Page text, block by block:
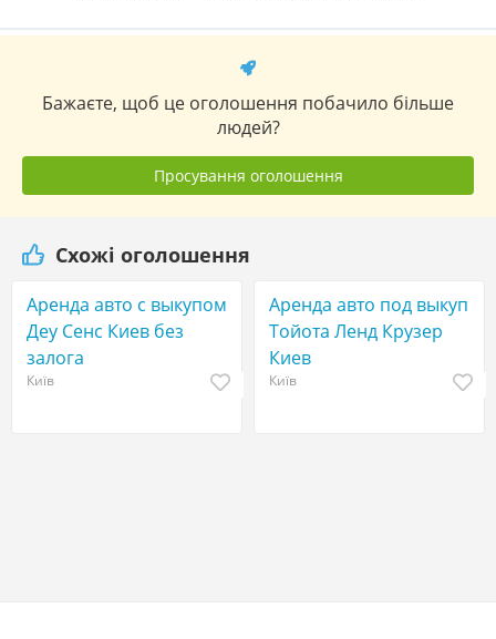
Бажаєте, щоб це оголошення побачило більше
людей?
Просування оголошення
Схожі оголошення
Аренда авто с выкупом
Деу Сенс Киев без
залога
Київ
Аренда авто под выкуп
Тойота Ленд Крузер
Киев
Київ